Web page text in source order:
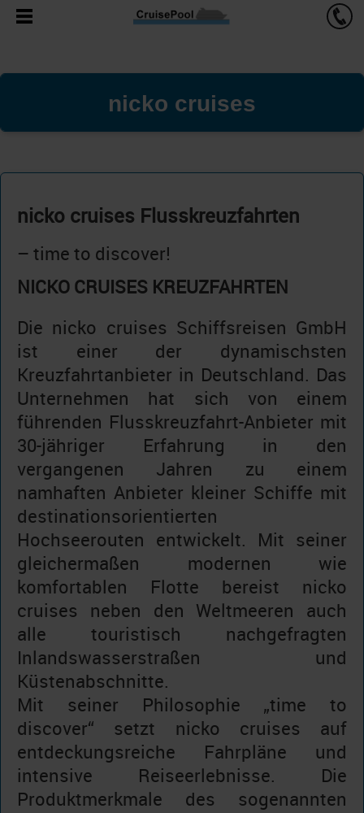
nicko cruises
nicko cruises Flusskreuzfahrten
– time to discover!
NICKO CRUISES KREUZFAHRTEN
Die nicko cruises Schiffsreisen GmbH
ist einer der dynamischsten
Kreuzfahrtanbieter in Deutschland. Das
Unternehmen hat sich von einem
führenden Flusskreuzfahrt-Anbieter mit
30-jähriger Erfahrung in den
vergangenen Jahren zu einem
namhaften Anbieter kleiner Schiffe mit
destinationsorientierten
Hochseerouten entwickelt. Mit seiner
gleichermaßen modernen wie
komfortablen Flotte bereist nicko
cruises neben den Weltmeeren auch
alle touristisch nachgefragten
Inlandswasserstraßen und
Küstenabschnitte.
Mit seiner Philosophie „time to
discover“ setzt nicko cruises auf
entdeckungsreiche Fahrpläne und
intensive Reiseerlebnisse. Die
Produktmerkmale des sogenannten